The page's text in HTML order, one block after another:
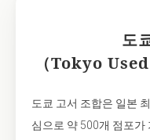
도
（Tokyo
도쿄 고서 조합은 일본
심으로 약 500개 점포가